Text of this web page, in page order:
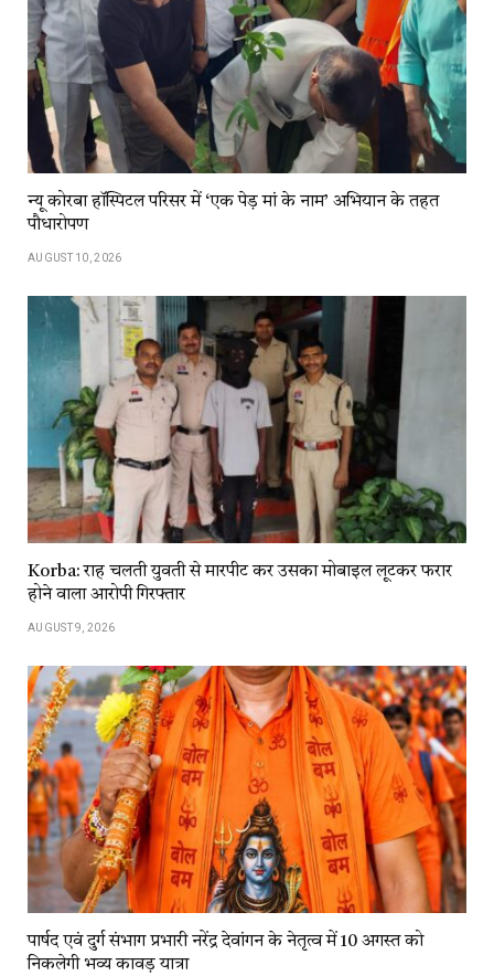
न्यू कोरबा हॉस्पिटल परिसर में ‘एक पेड़ मां के नाम’ अभियान के तहत
पौधारोपण
AUGUST 10, 2026
Korba: राह चलती युवती से मारपीट कर उसका मोबाइल लूटकर फरार
होने वाला आरोपी गिरफ्तार
AUGUST 9, 2026
पार्षद एवं दुर्ग संभाग प्रभारी नरेंद्र देवांगन के नेतृत्व में 10 अगस्त को
निकलेगी भव्य कावड़ यात्रा